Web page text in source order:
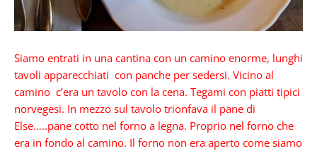
Siamo entrati in una cantina con un camino enorme, lunghi
tavoli apparecchiati con panche per sedersi. Vicino al
camino c’era un tavolo con la cena. Tegami con piatti tipici
norvegesi. In mezzo sul tavolo trionfava il pane di
Else…..pane cotto nel forno a legna. Proprio nel forno che
era in fondo al camino. Il forno non era aperto come siamo